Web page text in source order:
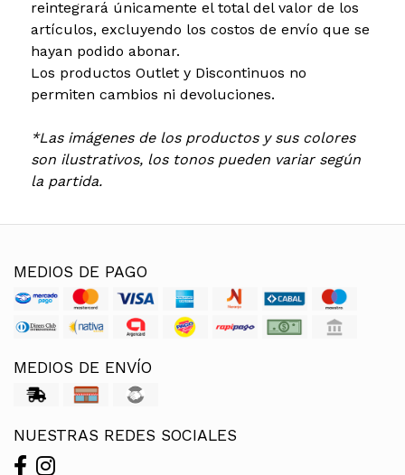
reintegrará únicamente el total del valor de los
artículos, excluyendo los costos de envío que se
hayan podido abonar.
Los productos Outlet y Discontinuos no
permiten cambios ni devoluciones.
*Las imágenes de los productos y sus colores
son ilustrativos, los tonos pueden variar según
la partida.
MEDIOS DE PAGO
MEDIOS DE ENVÍO
NUESTRAS REDES SOCIALES